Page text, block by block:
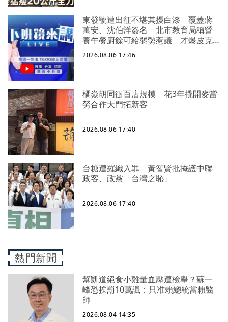
東發號遭出征不堪其擾白漆 覆蓋蔣
萬安、沈伯洋簽名 北市教育局稱營
養午餐廚餘可給弱勢惹議 才爆皮克
敏侵權 陳智菡幫柯文哲慶生又踩雷！
生日改戴電子手環 曝柯文哲想法：
2026.08.06 17:46
橘焱胡同衝百店規模 花3年撬開麥當
勞合作大門拓新客
2026.08.06 17:40
台糖遭羅織入罪 黃智賢批掩護中聯
政客、政黨「台灣之恥」
2026.08.06 17:40
熱門新聞
幫凱道絕食小雞量血壓遭檢舉？蘇一
峰恐挨罰10萬諷：只准賴總統當賴醫
師
2026.08.04 14:35